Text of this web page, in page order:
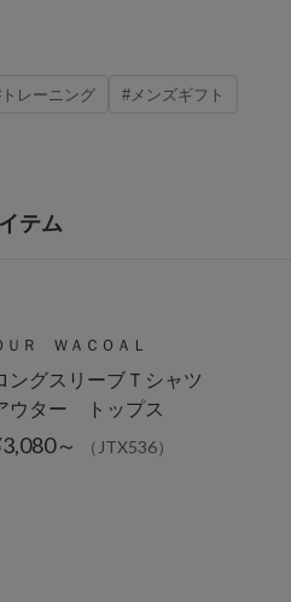
レーニング #メンズギフト
テム
ＵＲ ＷＡＣＯＡＬ
ングスリーブＴシャツ
ウター トップス
～ （JTX536）